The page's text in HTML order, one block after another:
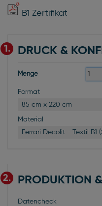
B1 Zertifikat
1. DRUCK &
Menge
Format
85 cm x 220 cm
Material
Ferrari Decolit - Textil B1
2. PRODUKTION
Datencheck